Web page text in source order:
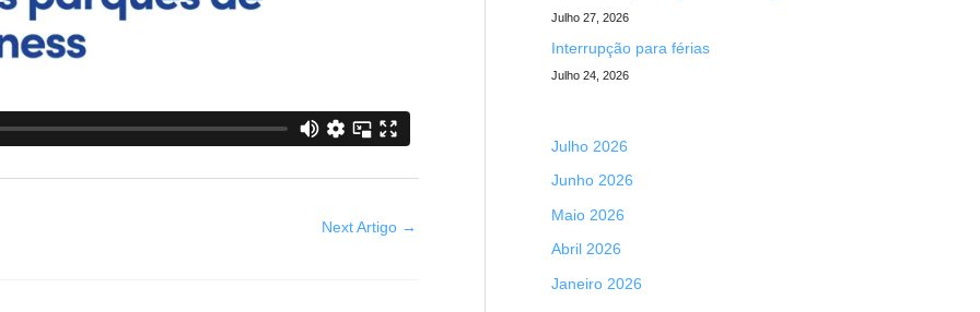
Next Artigo →
Julho 27, 2026
Interrupção para férias
Julho 24, 2026
Julho 2026
Junho 2026
Maio 2026
Abril 2026
Janeiro 2026